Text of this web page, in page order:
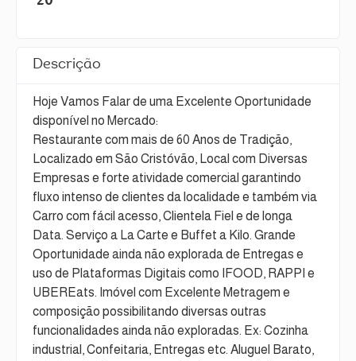
Descrição
Hoje Vamos Falar de uma Excelente Oportunidade
disponível no Mercado:
Restaurante com mais de 60 Anos de Tradição,
Localizado em São Cristóvão, Local com Diversas
Empresas e forte atividade comercial garantindo
fluxo intenso de clientes da localidade e também via
Carro com fácil acesso, Clientela Fiel e de longa
Data. Serviço a La Carte e Buffet a Kilo. Grande
Oportunidade ainda não explorada de Entregas e
uso de Plataformas Digitais como IFOOD, RAPPI e
UBEREats. Imóvel com Excelente Metragem e
composição possibilitando diversas outras
funcionalidades ainda não exploradas. Ex: Cozinha
industrial, Confeitaria, Entregas etc. Aluguel Barato,